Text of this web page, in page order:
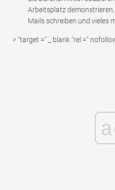
Arbeitsplatz
Mails schreiben und vieles
> "target =" _ blank "rel ="